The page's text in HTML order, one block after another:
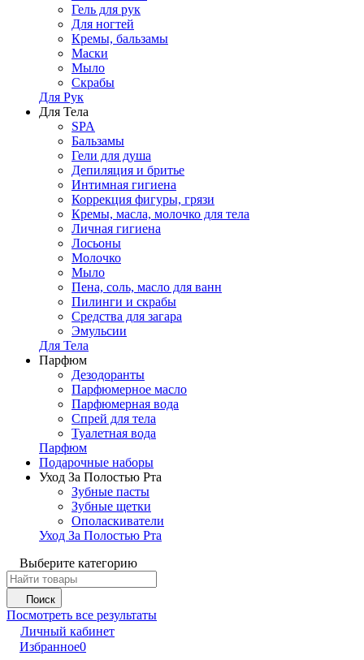
Гель для рук
Для ногтей
Кремы, бальзамы
Маски
Мыло
Скрабы
Для Рук
Для Тела
SPA
Бальзамы
Гели для душа
Депиляция и бритье
Интимная гигиена
Коррекция фигуры, грязи
Кремы, масла, молочко для тела
Личная гигиена
Лосьоны
Молочко
Мыло
Пена, соль, масло для ванн
Пилинги и скрабы
Средства для загара
Эмульсии
Для Тела
Парфюм
Дезодоранты
Парфюмерное масло
Парфюмерная вода
Спрей для тела
Туалетная вода
Парфюм
Подарочные наборы
Уход За Полостью Рта
Зубные пасты
Зубные щетки
Ополаскиватели
Уход За Полостью Рта
Выберите категорию
Поиск
Посмотреть все результаты
Личный кабинет
Избранное0